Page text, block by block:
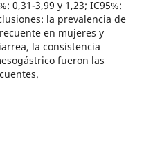
0,31-3,99 y 1,23; IC95%:
la prevalencia de
en mujeres y
la consistencia
fueron las